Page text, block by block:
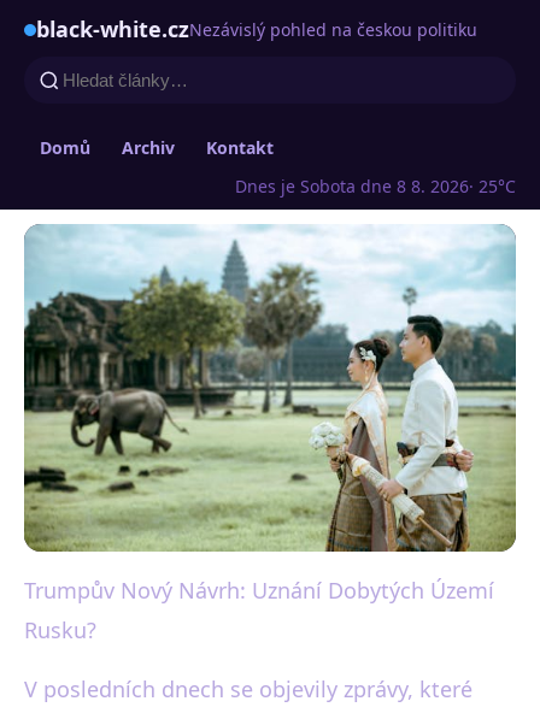
black-white.czNezávislý pohled na českou politiku
Domů Archiv
Kontakt
Dnes je Sobota dne 8 8. 2026· 25°C
black-white.cz
Trump Zvažuje Uznání
Ruských Dobytých Území: Co
Trumpův Nový Návrh: Uznání Dobytých Území
Rusku?
V posledních dnech se objevily zprávy, které